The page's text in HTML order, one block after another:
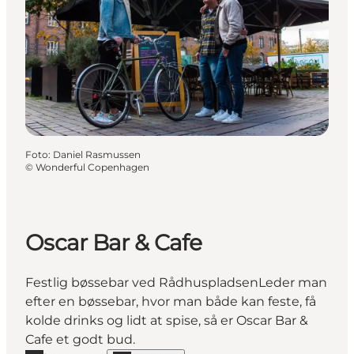
Foto: Daniel Rasmussen
© Wonderful Copenhagen
Oscar Bar & Cafe
Festlig bøssebar ved RådhuspladsenLeder man
efter en bøssebar, hvor man både kan feste, få
kolde drinks og lidt at spise, så er Oscar Bar &
Cafe et godt bud.